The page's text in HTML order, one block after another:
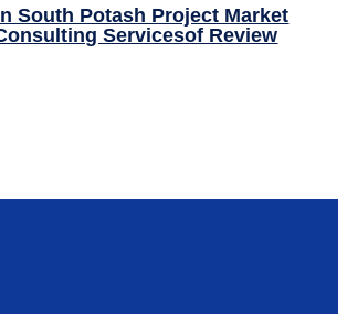
South Potash Project Market
Servicesof Review